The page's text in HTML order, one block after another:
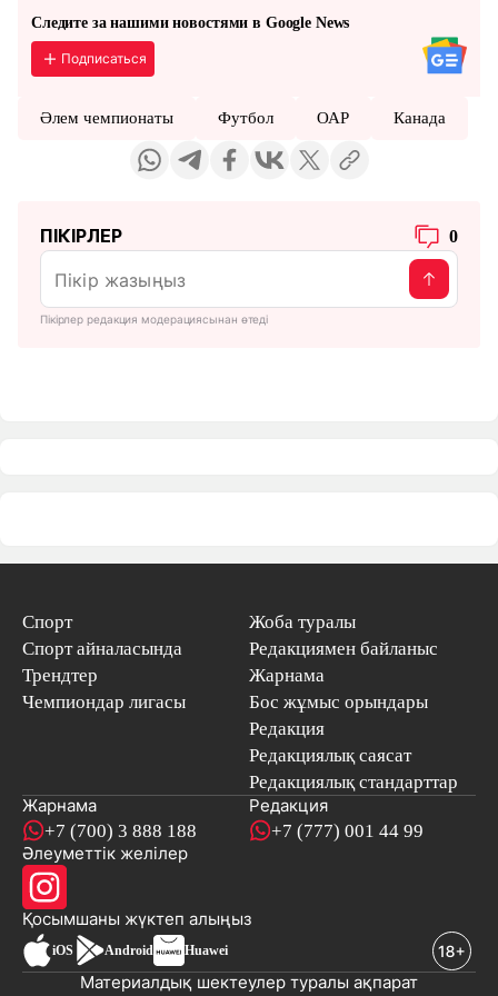
Следите за нашими новостями в Google News
Подписаться
Әлем чемпионаты Футбол ОАР Канада
ПІКІРЛЕР 0
Пікірлер редакция модерациясынан өтеді
Спорт
Спорт айналасында
Трендтер
Чемпиондар лигасы
Жоба туралы
Редакциямен байланыс
Жарнама
Бос жұмыс орындары
Редакция
Редакциялық саясат
Редакциялық стандарттар
Жарнама
+7 (700) 3 888 188
Редакция
+7 (777) 001 44 99
Әлеуметтік желілер
Қосымшаны жүктеп алыңыз
iOS Android Huawei
Материалдық шектеулер туралы ақпарат